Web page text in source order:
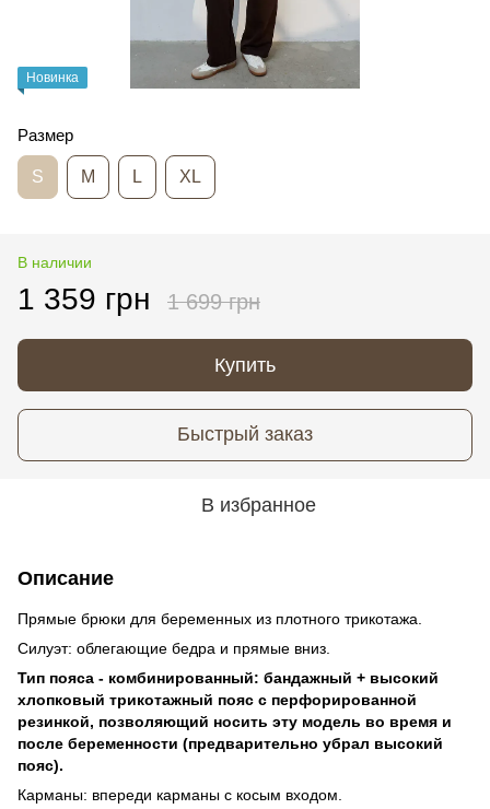
Новинка
Размер
S M L XL
В наличии
1 359 грн 1 699 грн
Купить
Быстрый заказ
В избранное
Описание
Прямые брюки для беременных из плотного трикотажа.
Силуэт: облегающие бедра и прямые вниз.
Тип пояса - комбинированный: бандажный + высокий
хлопковый трикотажный пояс с перфорированной
резинкой, позволяющий носить эту модель во время и
после беременности (предварительно убрал высокий
пояс).
Карманы: впереди карманы с косым входом.